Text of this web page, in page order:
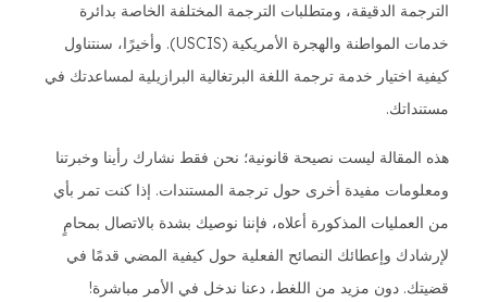
الترجمة الدقيقة، ومتطلبات الترجمة المختلفة الخاصة بدائرة
خدمات المواطنة والهجرة الأمريكية (USCIS). وأخيرًا، سنتناول
كيفية اختيار خدمة ترجمة اللغة البرتغالية البرازيلية لمساعدتك في
مستنداتك.
هذه المقالة ليست نصيحة قانونية؛ نحن فقط نشارك رأينا وخبرتنا
ومعلومات مفيدة أخرى حول ترجمة المستندات. إذا كنت تمر بأي
من العمليات المذكورة أعلاه، فإننا نوصيك بشدة بالاتصال بمحامٍ
لإرشادك وإعطائك النصائح الفعلية حول كيفية المضي قدمًا في
قضيتك. دون مزيد من اللغط، دعنا ندخل في الأمر مباشرة!